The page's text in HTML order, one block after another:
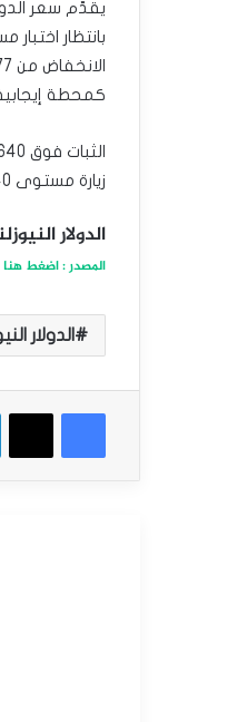
كمحطة إيجابية
زيارة مستوى 0.5540$ مبدئياً.
الدولار
المصدر : اضغط هنا
الدولار
فيسبوك
‫X